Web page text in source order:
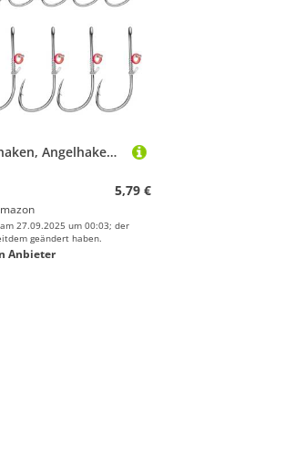
Fbinys Welshaken, Angelhaken,Angelhaken aus Kohlenstoffstahl mit Löchern | Lebendköderhaken Lebende Feste Haken Kohlenstoffstahl mit Widerhaken und Löchern für Salzwasser
5,79 €
27.09.2025 um 00:03; der
geändert haben.
Anbieter